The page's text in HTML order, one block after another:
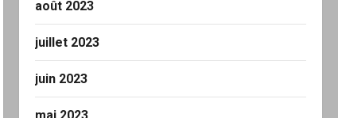
août 2023
juillet 2023
juin 2023